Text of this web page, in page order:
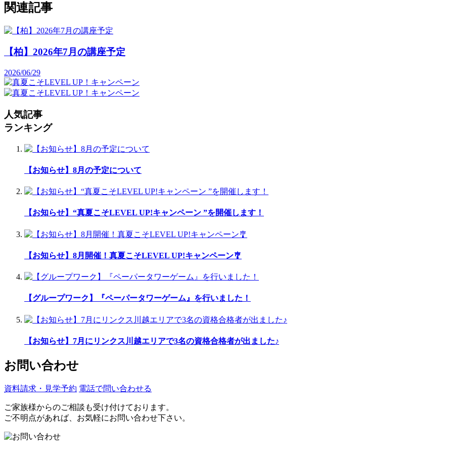
関連記事
【柏】2026年7月の講座予定
2026/06/29
人気記事
ランキング
【お知らせ】8月の予定について
【お知らせ】“真夏こそLEVEL UP!キャンペーン ”を開催します！
【お知らせ】8月開催！真夏こそLEVEL UP!キャンペーン🎐
【グループワーク】『ペーパータワーゲーム』を行いました！
【お知らせ】7月にリンクス川越エリアで3名の資格合格者が出ました♪
お問い合わせ
資料請求・見学予約 電話で問い合わせる
ご家族様からのご相談も受け付けております。
ご不明点があれば、お気軽にお問い合わせ下さい。